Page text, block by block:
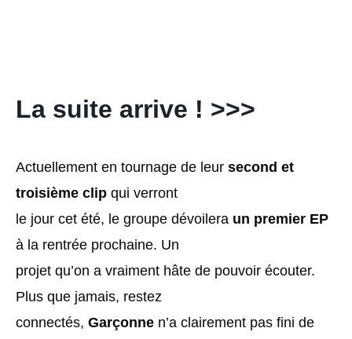
La suite arrive ! >>>
Actuellement en tournage de leur second et
troisième clip qui verront
le jour cet été, le groupe dévoilera un premier EP
à la rentrée prochaine. Un
projet qu’on a vraiment hâte de pouvoir écouter.
Plus que jamais, restez
connectés, Garçonne n’a clairement pas fini de